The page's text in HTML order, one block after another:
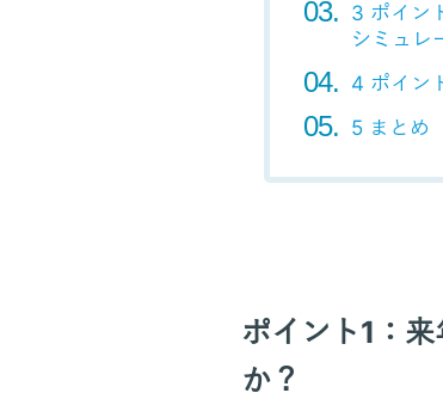
3 ポイン
シミュレ
4 ポイン
5 まとめ
ポイント1：
か？